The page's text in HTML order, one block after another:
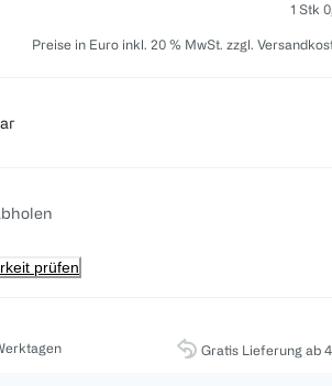
1 Stk
Preise in Euro inkl. 20 % MwSt. zzgl.
prüfen
Gratis Lieferung ab